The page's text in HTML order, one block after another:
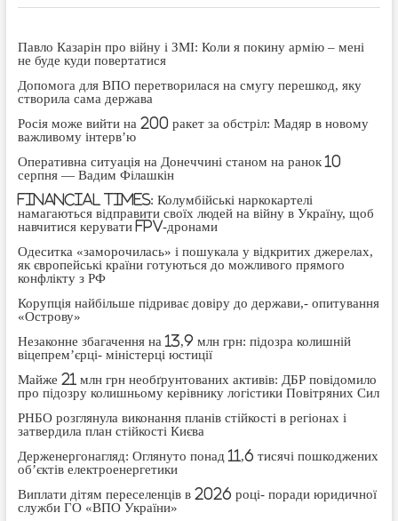
Павло Казарін про війну і ЗМІ: Коли я покину армію – мені
не буде куди повертатися
Допомога для ВПО перетворилася на смугу перешкод, яку
створила сама держава
Росія може вийти на 200 ракет за обстріл: Мадяр в новому
важливому інтерв’ю
Оперативна ситуація на Донеччині станом на ранок 10
серпня — Вадим Філашкін
Financial Times: Колумбійські наркокартелі
намагаються відправити своїх людей на війну в Україну, щоб
навчитися керувати FPV-дронами
Одеситка «заморочилась» і пошукала у відкритих джерелах,
як європейські країни готуються до можливого прямого
конфлікту з РФ
Корупція найбільше підриває довіру до держави,- опитування
«Острову»
Незаконне збагачення на 13,9 млн грн: підозра колишній
віцепрем’єрці- міністерці юстиції
Майже 21 млн грн необґрунтованих активів: ДБР повідомило
про підозру колишньому керівнику логістики Повітряних Сил
РНБО розглянула виконання планів стійкості в регіонах і
затвердила план стійкості Києва
Держенергонагляд: Оглянуто понад 11,6 тисячі пошкоджених
об’єктів електроенергетики
Виплати дітям переселенців в 2026 році- поради юридичної
служби ГО «ВПО України»